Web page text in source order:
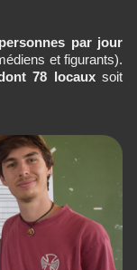
par jour
et figurants).
78 locauxsoit